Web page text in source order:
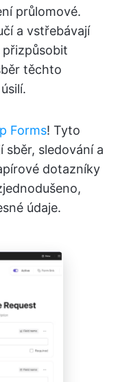
průlomové.
a vstřebávají
těchto
Forms! Tyto
sledování a
dotazníky
údaje.